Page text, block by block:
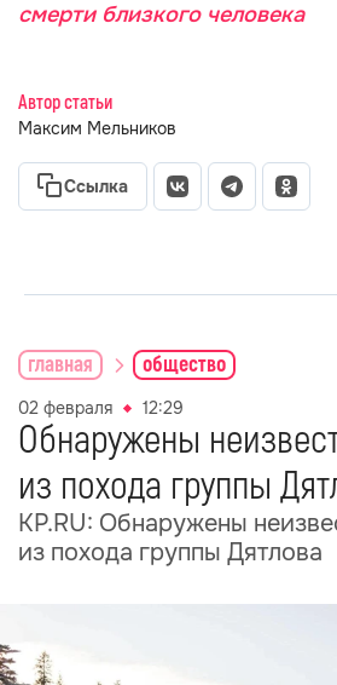
смерти близкого человека
Автор статьи
Максим Мельников
Ссылка
главная общество
02 февраля 12:29
Обнаружены
из похода группы
KP.RU: Обнаружены
из похода группы Дятлова